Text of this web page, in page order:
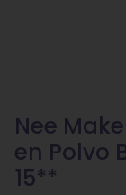
Nee
en Polvo
15**